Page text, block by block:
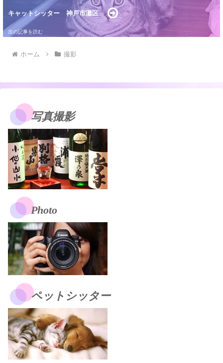
キャットシッター 神戸市灘区
ホーム 撮影
写真撮影
Photo
ペットシッター